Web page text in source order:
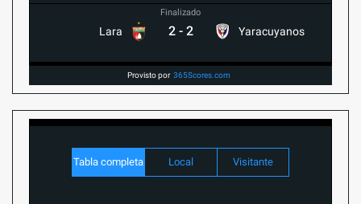
Lara
Finalizado
2 - 2 Yaracuyanos
Provisto por 365Scores.com
Tabla completa Local Visitante